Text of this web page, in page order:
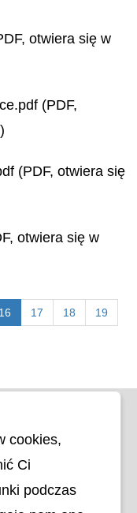
otwiera się w
(PDF,
(PDF, otwiera się
otwiera się w
16 17 18 19
cookies,
Ci
podczas